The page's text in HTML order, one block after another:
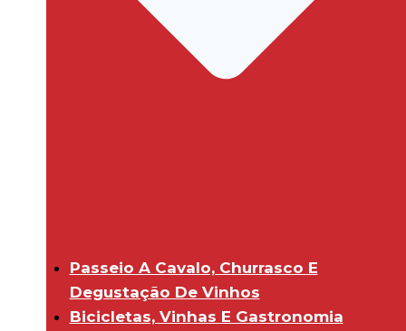
Passeio A Cavalo, Churrasco E
Degustação De Vinhos
Bicicletas, Vinhas E Gastronomia